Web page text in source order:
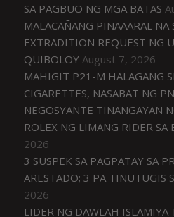
SA PAGBUO NG MGA BATAS
MALACAÑANG PINAAARAL NA
EXTRADITION REQUEST NG
QUIBOLOY August 7, 2026
MAHIGIT P21-M HALAGANG
CIGARETTES, NASABAT NG
NEGOSYANTE TINANGAYAN
ROLEX NG LIMANG RIDER SA
2026
3 SUSPEK SA PAGPATAY SA
ARESTADO; 3 PA TINUTUGIS
2026
LIDER NG DAWLAH